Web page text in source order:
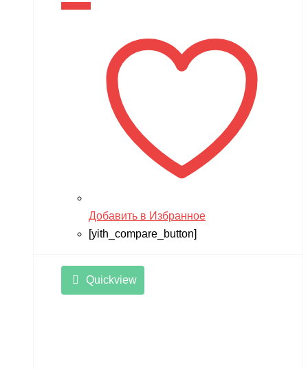
Добавить в Избранное
[yith_compare_button]
Quickview